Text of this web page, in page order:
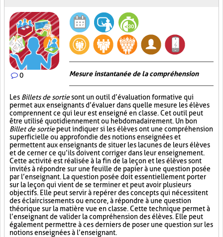
0 Mesure instantanée de la compréhension
Les Billets de sortiesont un outil d’évaluation formative qui
permet aux enseignants d’évaluer dans quelle mesure les élèves
comprennent ce qui leur est enseigné en classe. Cet outil peut
être utilisé quotidiennement ou hebdomadairement. Un bon
Billet de sortiepeut indiquer si les élèves ont une compréhension
superficielle ou approfondie des notions enseignées et
permettent aux enseignants de situer les lacunes de leurs élèves
et de cerner ce qu’ils doivent corriger dans leur enseignement.
Cette activité est réalisée à la fin de la leçon et les élèves sont
invités à répondre sur une feuille de papier à une question posée
par l’enseignant. La question posée doit essentiellement porter
sur la leçon qui vient de se terminer et peut avoir plusieurs
objectifs. Elle peut servir à repérer des concepts qui nécessitent
des éclaircissements ou encore, à répondre à une question
théorique sur la matière vue en classe. Cette technique permet à
l’enseignant de valider la compréhension des élèves. Elle peut
également permettre à ces derniers de poser une question sur les
notions enseignées à l’enseignant.